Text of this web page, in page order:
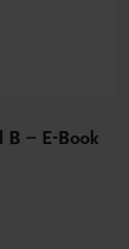
– E-Book